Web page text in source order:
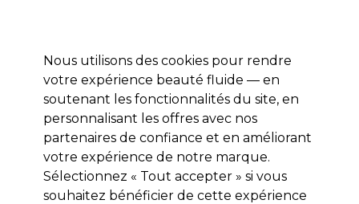
Se connecter
Marques Bons plans Coiffure Electro et Matériel
Livraison et délais
lire la suite
SKINTRUTH
Nous utilisons des cookies pour rendre
votre expérience beauté fluide — en
soutenant les fonctionnalités du site, en
personnalisant les offres avec nos
partenaires de confiance et en améliorant
votre expérience de notre marque.
Sélectionnez « Tout accepter » si vous
souhaitez bénéficier de cette expérience